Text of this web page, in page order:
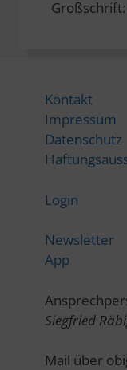
Kontakt
Impressum
Datenschutz
Login
Newsletter
App
Siegfried
Mail über